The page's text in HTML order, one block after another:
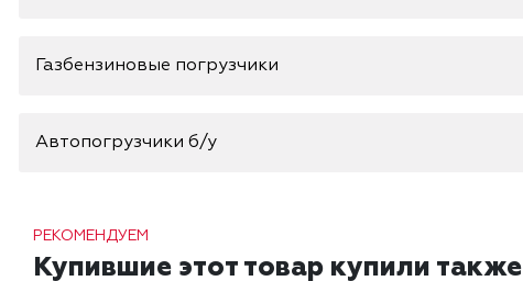
Газбензиновые погрузчики
Автопогрузчики б/у
РЕКОМЕНДУЕМ
Купившие этот товар купили также